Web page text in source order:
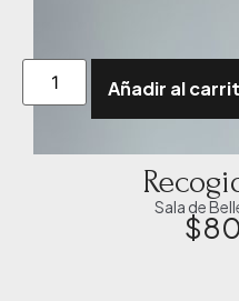
Añadir al
Sala de
$